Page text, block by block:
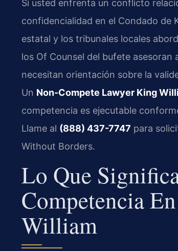
Si usted enfrenta un conflicto
confidencialidad en el Condado de
estatal y los tribunales locales
los Of Counsel del bufete
necesitan orientación sobre la
Un Non-Compete Lawyer King
competencia es ejecutable
Llame al (888) 437-7747 para
Without Borders.
Lo Que
Competencia
William